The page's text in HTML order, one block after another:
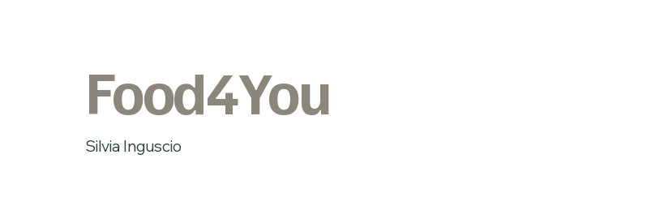
Food4You
Silvia Inguscio